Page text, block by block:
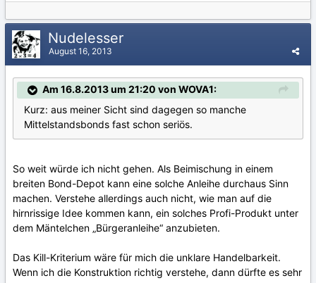
Nudelesser
August 16, 2013
Am 16.8.2013 um 21:20 von WOVA1:
Kurz: aus meiner Sicht sind dagegen so manche
Mittelstandsbonds fast schon seriös.
So weit würde ich nicht gehen. Als Beimischung in einem
breiten Bond-Depot kann eine solche Anleihe durchaus Sinn
machen. Verstehe allerdings auch nicht, wie man auf die
hirnrissige Idee kommen kann, ein solches Profi-Produkt unter
dem Mäntelchen „Bürgeranleihe“ anzubieten.
Das Kill-Kriterium wäre für mich die unklare Handelbarkeit.
Wenn ich die Konstruktion richtig verstehe, dann dürfte es sehr